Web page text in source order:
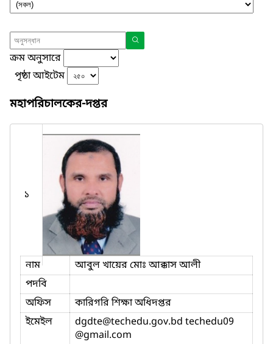
ক্রম অনুসারে
পৃষ্ঠা আইটেম
মহাপরিচালকের-দপ্তর
১
নাম
আবুল খায়ের মোঃ আক্কাস আলী
পদবি
অফিস
কারিগরি শিক্ষা অধিদপ্তর
ইমেইল
dgdte@techedu.gov.bd techedu09
@gmail.com